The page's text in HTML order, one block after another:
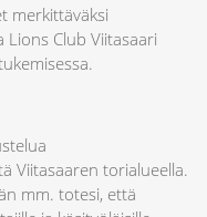
merkittäväksi
Lions Club Viitasaari
Viitasaaren torialueella.
mm. totesi, että